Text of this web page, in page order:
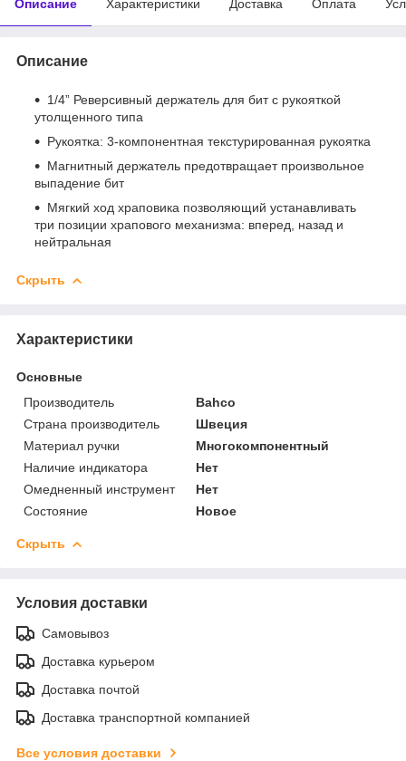
Описание Характеристики Доставка Оплата
Описание
1/4” Реверсивный держатель для бит с рукояткой
утолщенного типа
Рукоятка: 3-компонентная текстурированная рукоятка
Магнитный держатель предотвращает произвольное
выпадение бит
Мягкий ход храповика позволяющий устанавливать
три позиции храпового механизма: вперед, назад и
нейтральная
Скрыть
Характеристики
Основные
Производитель
Bahco
Страна производитель
Швеция
Материал ручки
Многокомпонентный
Наличие индикатора
Нет
Омедненный инструмент
Нет
Состояние
Новое
Скрыть
Условия доставки
Самовывоз
Доставка курьером
Доставка почтой
Доставка транспортной компанией
Все условия доставки